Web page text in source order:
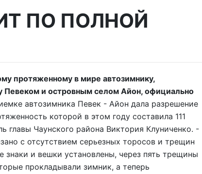
ПО ПОЛНОЙ
протяженному в мире автозимнику,
и островным селом Айон, официально
автозимника Певек - Айон дала разрешение
которой в этом году составила 111
главы Чаунского района Виктория Клуниченко. -
с отсутствием серьезных торосов и трещин
и вешки установлены, через пять трещины
прокладывали зимник, а теперь